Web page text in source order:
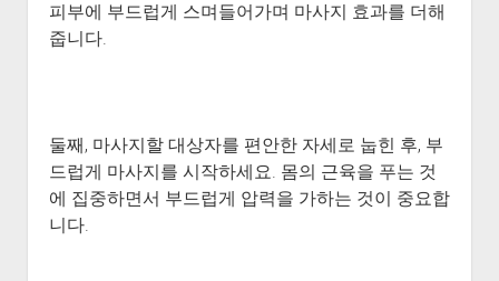
피부에 부드럽게 스며들어가며 마사지 효과를 더해
줍니다.
둘째, 마사지할 대상자를 편안한 자세로 눕힌 후, 부
드럽게 마사지를 시작하세요. 몸의 근육을 푸는 것
에 집중하면서 부드럽게 압력을 가하는 것이 중요합
니다.